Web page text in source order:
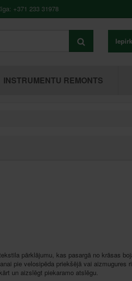
+371 233 31978
INSTRUMENTU REMONTS
pārklājumu, kas pasargā no krāsas
pie velosipēda priekšējā vai aizmugures
un aizslēgt piekaramo atslēgu.